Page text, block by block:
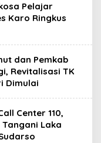
Pelajar
Karo Ringkus
dan Pemkab
Revitalisasi TK
Dimulai
Center 110,
Laka